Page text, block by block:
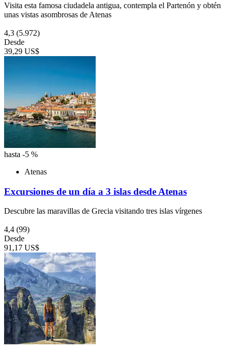
Visita esta famosa ciudadela antigua, contempla el Partenón y obtén
unas vistas asombrosas de Atenas
4,3 (5.972)
Desde
39,29 US$
hasta -5 %
Atenas
Excursiones de un día a 3 islas desde Atenas
Descubre las maravillas de Grecia visitando tres islas vírgenes
4,4 (99)
Desde
91,17 US$